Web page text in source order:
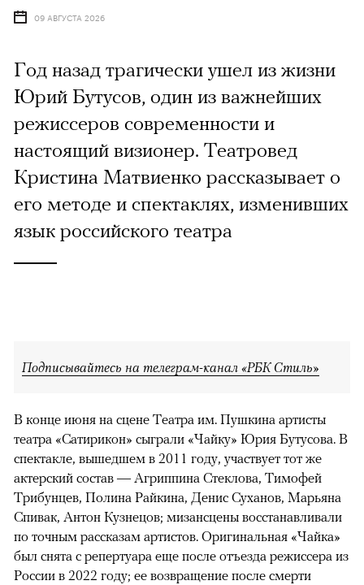
09 АВГУСТА 2026
Год назад трагически ушел из жизни
Юрий Бутусов, один из важнейших
режиссеров современности и
настоящий визионер. Театровед
Кристина Матвиенко рассказывает о
его методе и спектаклях, изменивших
язык российского театра
Подписывайтесь на телеграм-канал «РБК Стиль»
В конце июня на сцене Театра им. Пушкина артисты
театра «Сатирикон» сыграли «Чайку» Юрия Бутусова. В
спектакле, вышедшем в 2011 году, участвует тот же
актерский состав — Агриппина Стеклова, Тимофей
Трибунцев, Полина Райкина, Денис Суханов, Марьяна
Спивак, Антон Кузнецов; мизансцены восстанавливали
по точным рассказам артистов. Оригинальная «Чайка»
был снята с репертуара еще после отъезда режиссера из
России в 2022 году; ее возвращение после смерти